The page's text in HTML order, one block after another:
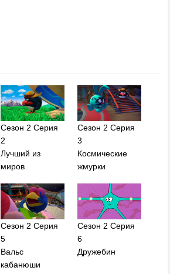
Сезон 2 Серия
2
Лучший из
миров
Сезон 2 Серия
3
Космические
жмурки
Сезон 2 Серия
5
Вальс
кабанюши
Сезон 2 Серия
6
Дружебин